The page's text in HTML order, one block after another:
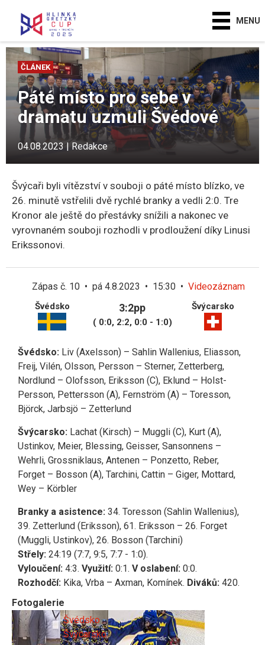
MENU
ČLÁNEK
Páté místo pro sebe v
dramatu uzmuli Švédové
04.08.2023 | Redakce
Švýcaři byli vítězství v souboji o páté místo blízko, ve
26. minutě vstřelili dvě rychlé branky a vedli 2:0. Tre
Kronor ale ještě do přestávky snížili a nakonec ve
vyrovnaném souboji rozhodli v prodloužení díky Linusi
Erikssonovi.
Zápas č. 10 • pá 4.8.2023 • 15:30 • Videozáznam
Švédsko 3:2pp
( 0:0, 2:2, 0:0 - 1:0)
Švýcarsko
Švédsko: Liv (Axelsson) – Sahlin Wallenius, Eliasson,
Freij, Vilén, Olsson, Persson – Sterner, Zetterberg,
Nordlund – Olofsson, Eriksson (C), Eklund – Holst-
Persson, Pettersson (A), Fernström (A) – Toresson,
Björck, Jarbsjö – Zetterlund
Švýcarsko: Lachat (Kirsch) – Muggli (C), Kurt (A),
Ustinkov, Meier, Blessing, Geisser, Sansonnens –
Wehrli, Grossniklaus, Antenen – Ponzetto, Reber,
Forget – Bosson (A), Tarchini, Cattin – Giger, Mottard,
Wey – Körbler
Branky a asistence: 34. Toresson (Sahlin Wallenius),
39. Zetterlund (Eriksson), 61. Eriksson – 26. Forget
(Muggli, Ustinkov), 26. Bosson (Tarchini)
Střely: 24:19 (7:7, 9:5, 7:7 - 1:0).
Vyloučení: 4:3. Využití: 0:1. V oslabení: 0:0.
Rozhodčí: Kika, Vrba – Axman, Komínek. Diváků: 420.
Fotogalerie
Švédsko
Švýcarsko